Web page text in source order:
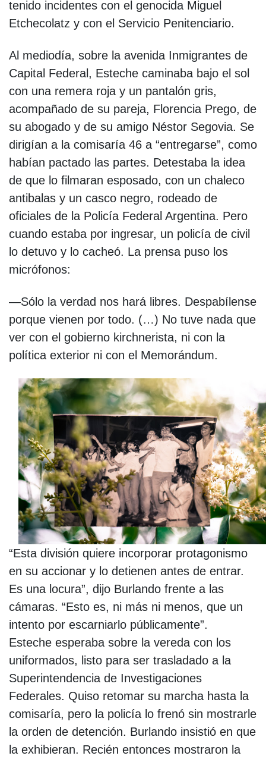
tenido incidentes con el genocida Miguel
Etchecolatz y con el Servicio Penitenciario.
Al mediodía, sobre la avenida Inmigrantes de
Capital Federal, Esteche caminaba bajo el sol
con una remera roja y un pantalón gris,
acompañado de su pareja, Florencia Prego, de
su abogado y de su amigo Néstor Segovia. Se
dirigían a la comisaría 46 a “entregarse”, como
habían pactado las partes. Detestaba la idea
de que lo filmaran esposado, con un chaleco
antibalas y un casco negro, rodeado de
oficiales de la Policía Federal Argentina. Pero
cuando estaba por ingresar, un policía de civil
lo detuvo y lo cacheó. La prensa puso los
micrófonos:
—Sólo la verdad nos hará libres. Despabílense
porque vienen por todo. (…) No tuve nada que
ver con el gobierno kirchnerista, ni con la
política exterior ni con el Memorándum.
“Esta división quiere incorporar protagonismo
en su accionar y lo detienen antes de entrar.
Es una locura”, dijo Burlando frente a las
cámaras. “Esto es, ni más ni menos, que un
intento por escarniarlo públicamente”.
Esteche esperaba sobre la vereda con los
uniformados, listo para ser trasladado a la
Superintendencia de Investigaciones
Federales. Quiso retomar su marcha hasta la
comisaría, pero la policía lo frenó sin mostrarle
la orden de detención. Burlando insistió en que
la exhibieran. Recién entonces mostraron la